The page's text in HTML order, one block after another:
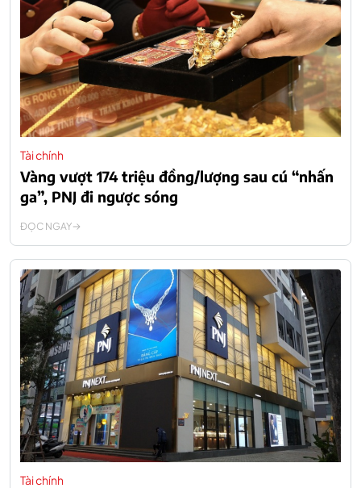
Tài chính
Vàng vượt 174 triệu đồng/lượng sau cú “nhấn
ga”, PNJ đi ngược sóng
ĐỌC NGAY
Tài chính